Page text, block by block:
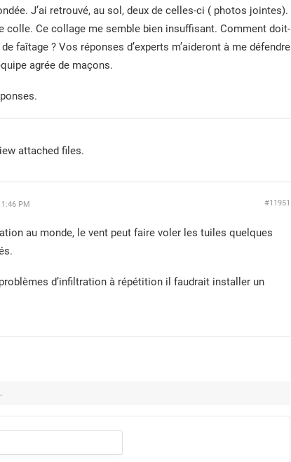
J’ai retrouvé, au sol, deux de celles-ci ( photos jointes).
colle. Ce collage me semble bien insuffisant. Comment doit-
faîtage ? Vos réponses d’experts m’aideront à me défendre
agrée de maçons.
attached files.
PM #11951
au monde, le vent peut faire voler les tuiles quelques
d’infiltration à répétition il faudrait installer un